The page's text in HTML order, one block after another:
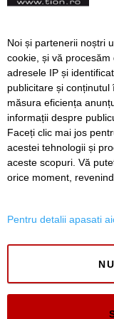
Înapoi
SERVICII
Noi și partenerii noștri
cookie, și vă
adresele IP și
publicitare și
măsura eficiența
informații despre
Faceți clic mai jos
acestei tehnologii și
aceste scopuri. Vă
orice moment,
Pentru detalii apasati